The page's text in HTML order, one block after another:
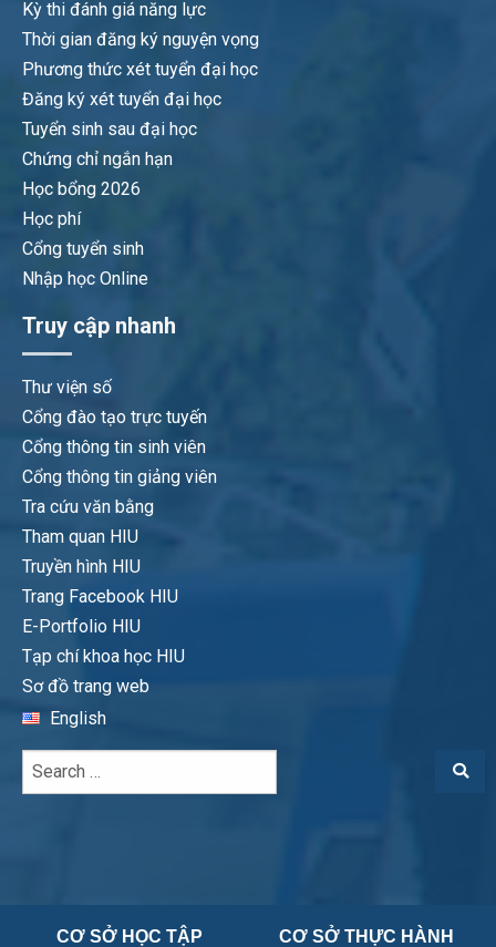
Kỳ thi đánh giá năng lực
Thời gian đăng ký nguyện vọng
Phương thức xét tuyển đại học
Đăng ký xét tuyển đại học
Tuyển sinh sau đại học
Chứng chỉ ngắn hạn
Học bổng 2026
Học phí
Cổng tuyển sinh
Nhập học Online
Truy cập nhanh
Thư viện số
Cổng đào tạo trực tuyến
Cổng thông tin sinh viên
Cổng thông tin giảng viên
Tra cứu văn bằng
Tham quan HIU
Truyền hình HIU
Trang Facebook HIU
E-Portfolio HIU
Tạp chí khoa học HIU
Sơ đồ trang web
English
CƠ SỞ HỌC TẬP CƠ SỞ THỰC HÀNH